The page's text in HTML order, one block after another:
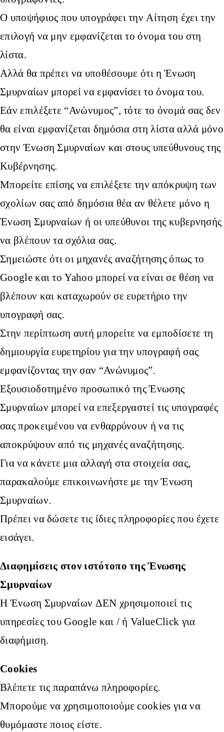
Ο υποψήφιος που υπογράφει την Αίτηση έχει την
επιλογή να μην εμφανίζεται το όνομα του στη
λίστα.
Αλλά θα πρέπει να υποθέσουμε ότι η Ένωση
Σμυρναίων μπορεί να εμφανίσει το όνομα του.
Εάν επιλέξετε “Ανώνυμος”, τότε το όνομά σας δεν
θα είναι εμφανίζεται δημόσια στη λίστα αλλά μόνο
στην Ένωση Σμυρναίων και στους υπεύθυνους της
Κυβέρνησης.
Μπορείτε επίσης να επιλέξετε την απόκρυψη των
σχολίων σας από δημόσια θέα αν θέλετε μόνο η
Ένωση Σμυρναίων ή οι υπεύθυνοι της κυβερνησής
να βλέπουν τα σχόλια σας.
Σημειώστε ότι οι μηχανές αναζήτησης όπως το
Google και το Yahoo μπορεί να είναι σε θέση να
βλέπουν και καταχωρούν σε ευρετήριο την
υπογραφή σας.
Στην περίπτωση αυτή μπορείτε να εμποδίσετε τη
δημιουργία ευρετηρίου για την υπογραφή σας
εμφανίζοντας την σαν “Ανώνυμος”.
Εξουσιοδοτημένο προσωπικό της Ένωσης
Σμυρναίων μπορεί να επεξεργαστεί τις υπογραφές
σας προκειμένου να ενθαρρύνουν ή να τις
αποκρύψουν από τις μηχανές αναζήτησης.
Για να κάνετε μια αλλαγή στα στοιχεία σας,
παρακαλούμε επικοινωνήστε με την Ένωση
Σμυρναίων.
Πρέπει να δώσετε τις ίδιες πληροφορίες που έχετε
εισάγει.
Διαφημίσεις στον ιστότοπο της Ένωσης
Σμυρναίων
Η Ένωση Σμυρναίων ΔΕΝ χρησιμοποιεί τις
υπηρεσίες του Google και / ή ValueClick για
διαφήμιση.
Cookies
Βλέπετε τις παραπάνω πληροφορίες.
Μπορούμε να χρησιμοποιούμε cookies για να
θυμόμαστε ποιος είστε.